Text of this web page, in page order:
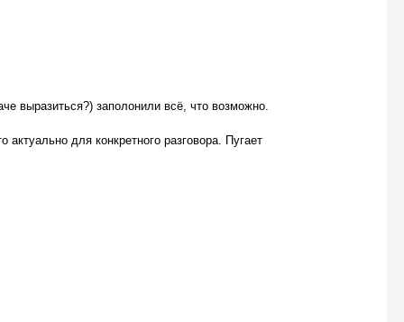
выразиться?) заполонили всё, что возможно.
для конкретного разговора. Пугает